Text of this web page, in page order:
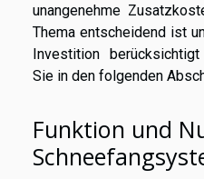
unangenehme
Thema entscheidend ist
Investition
Sie in den folgenden
Funktion und